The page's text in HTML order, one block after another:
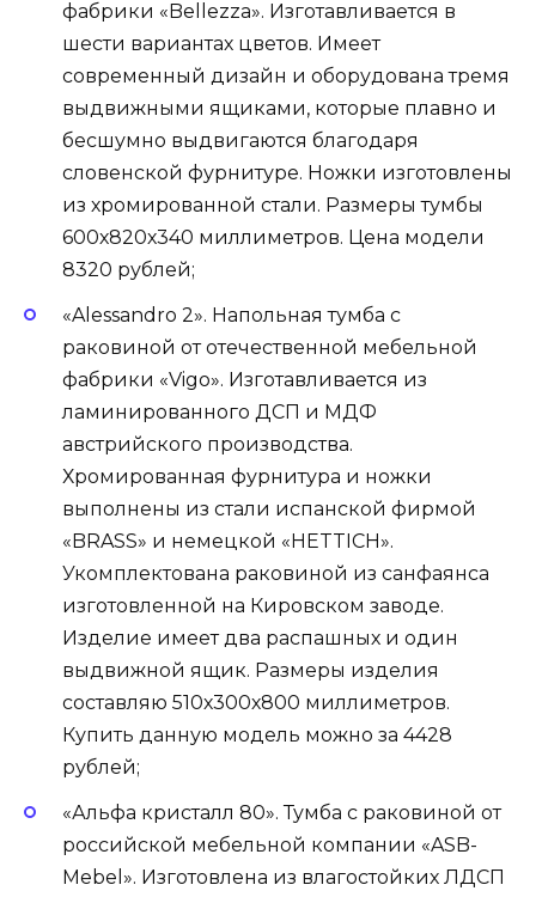
фабрики «Bellezza». Изготавливается в
шести вариантах цветов. Имеет
современный дизайн и оборудована тремя
выдвижными ящиками, которые плавно и
бесшумно выдвигаются благодаря
словенской фурнитуре. Ножки изготовлены
из хромированной стали. Размеры тумбы
600х820х340 миллиметров. Цена модели
8320 рублей;
«Alessandro 2». Напольная тумба с
раковиной от отечественной мебельной
фабрики «Vigo». Изготавливается из
ламинированного ДСП и МДФ
австрийского производства.
Хромированная фурнитура и ножки
выполнены из стали испанской фирмой
«BRASS» и немецкой «HETTICH».
Укомплектована раковиной из санфаянса
изготовленной на Кировском заводе.
Изделие имеет два распашных и один
выдвижной ящик. Размеры изделия
составляю 510х300х800 миллиметров.
Купить данную модель можно за 4428
рублей;
«Альфа кристалл 80». Тумба с раковиной от
российской мебельной компании «ASB-
Mebel». Изготовлена из влагостойких ЛДСП